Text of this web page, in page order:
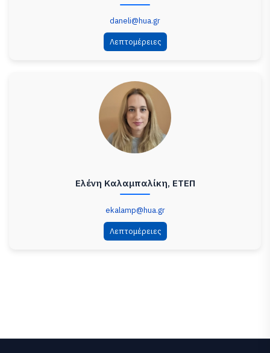
daneli@hua.gr
Λεπτομέρειες
Ελένη Καλαμπαλίκη, ΕΤΕΠ
ekalamp@hua.gr
Λεπτομέρειες